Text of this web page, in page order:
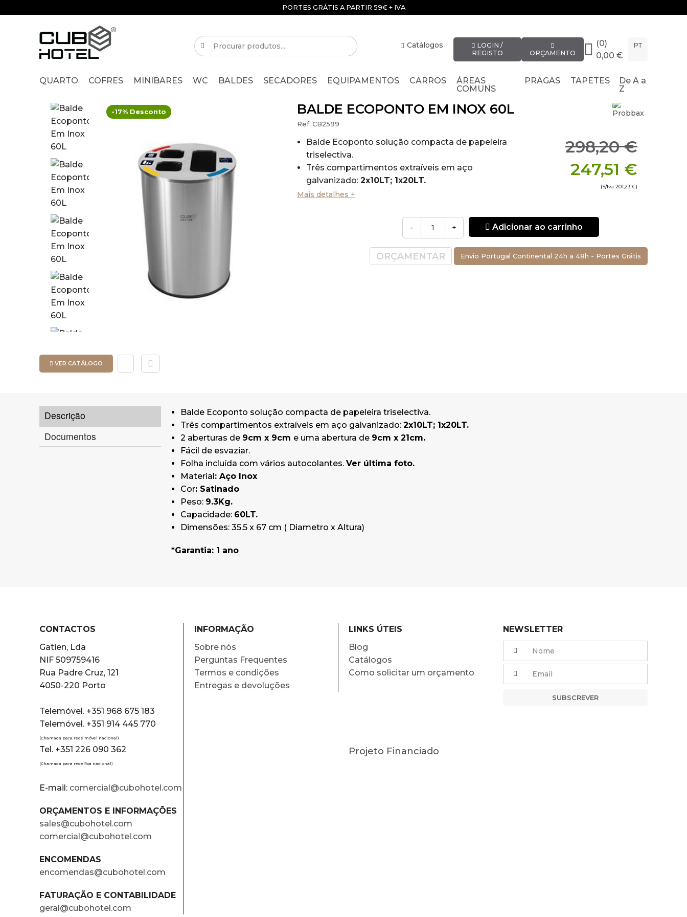
PORTES GRÁTIS A PARTIR 59€ + IVA
Catálogos
LOGIN /
REGISTO
ORÇAMENTO
(0)
0,00 €
PT
QUARTO COFRES MINIBARES WC BALDES SECADORES EQUIPAMENTOS CARROS
ÁREAS
COMUNS
PRAGAS TAPETES
De A a
Z
-17% Desconto
VER CATÁLOGO
BALDE ECOPONTO EM INOX 60L
Ref:CB2599
298,20 €
247,51 €
(S/Iva 201,23 €)
Balde Ecoponto solução compacta de papeleira
triselectiva.
Três compartimentos extraíveis em aço
galvanizado: 2x10LT; 1x20LT.
2 aberturas de
Folha incluída com vários autocolantes.
Ver última
: Aço Inox
Mais detalhes +
- + Adicionar ao carrinho
ORÇAMENTAR Envio Portugal Continental 24h a 48h - Portes Grátis
Descrição
Documentos
Balde Ecoponto solução compacta de papeleira triselectiva.
Três compartimentos extraíveis em aço galvanizado: 2x10LT; 1x20LT.
2 aberturas de 9cm x 9cm e uma abertura de 9cm x 21cm.
Fácil de esvaziar.
Folha incluída com vários autocolantes. Ver última foto.
Material: Aço Inox
Cor: Satinado
Peso: 9.3Kg.
Capacidade: 60LT.
Dimensões: 35.5 x 67 cm ( Diametro x Altura)
*Garantia: 1 ano
CONTACTOS
Gatien, Lda
NIF 509759416
Rua Padre Cruz, 121
4050-220 Porto
Telemóvel. +351 968 675 183
Telemóvel. +351 914 445 770
(Chamada para rede móvel nacional)
Tel. +351 226 090 362
(Chamada para rede fixa nacional)
E-mail: comercial@cubohotel.com
ORÇAMENTOS E INFORMAÇÕES
sales@cubohotel.com
comercial@cubohotel.com
ENCOMENDAS
encomendas@cubohotel.com
FATURAÇÃO E CONTABILIDADE
geral@cubohotel.com
INFORMAÇÃO
Sobre nós
Perguntas Frequentes
Termos e condições
Entregas e devoluções
LINKS ÚTEIS
Blog
Catálogos
Como solicitar um orçamento
Projeto Financiado
NEWSLETTER
SUBSCREVER